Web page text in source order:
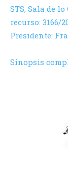
STS, Sala de
recurso: 3166/
Presidente:
Sinopsis